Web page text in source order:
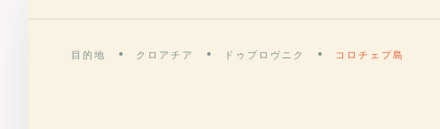
目的地 クロアチア ドゥブロヴニク コロチェプ島